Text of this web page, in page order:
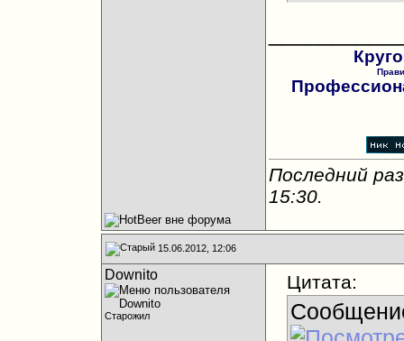
Последний
15:30.
15.06.2012, 12:06
Downito
Старожил
Цитата: